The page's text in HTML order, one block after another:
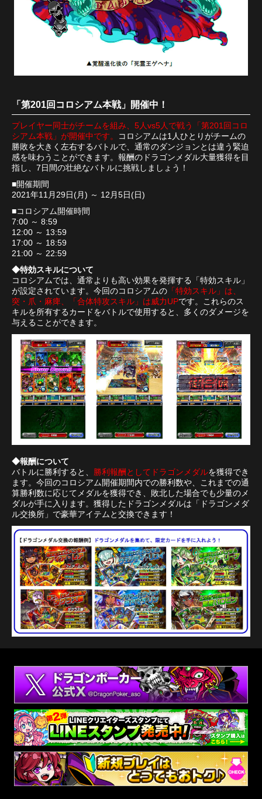
「第201回コロシアム本戦」開催中！
プレイヤー同士がチームを組み、5人vs5人で戦う「第201回コロ
シアム本戦」が開催中です。
コロシアムは1人ひとりがチームの
勝敗を大きく左右するバトルで、通常のダンジョンとは違う緊迫
感を味わうことができます。報酬のドラゴンメダル大量獲得を目
指し、7日間の壮絶なバトルに挑戦しましょう！
■開催期間
2021年11月29日(月) ～ 12月5日(日)
■コロシアム開催時間
7:00 ～ 8:59
12:00 ～ 13:59
17:00 ～ 18:59
21:00 ～ 22:59
◆特効スキルについて
コロシアムでは、通常よりも高い効果を発揮する「特効スキル」
が設定されています。今回のコロシアムの 「特効スキル」は、
突・爪・麻痺、「合体特攻スキル」は威力UPです。これらのス
キルを所有するカードをバトルで使用すると、多くのダメージを
与えることができます。
◆報酬について
バトルに勝利すると、
勝利報酬としてドラゴンメダルを獲得でき
ます。今回のコロシアム開催期間内での勝利数や、これまでの通
算勝利数に応じてメダルを獲得でき、敗北した場合でも少量のメ
ダルが手に入ります。獲得したドラゴンメダルは「ドラゴンメダ
ル交換所」で豪華アイテムと交換できます！